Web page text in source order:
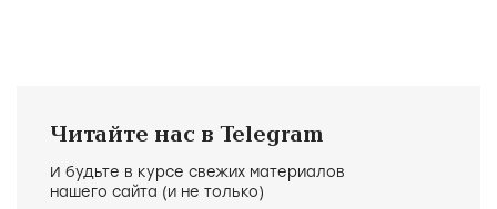
Читайте нас в Telegram
И будьте в курсе свежих материалов
нашего сайта (и не только)